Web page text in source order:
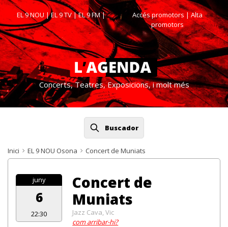
EL 9 NOU|EL 9 TV|EL 9 FM| Accés promotors| Alta
promotors
Concerts, Teatres, Exposicions, i molt més
Buscador
Inici EL 9 NOU Osona Concert de Muniats
juny
6
22:30
Concert de
Muniats
Jazz Cava, Vic
com arribar-hi?